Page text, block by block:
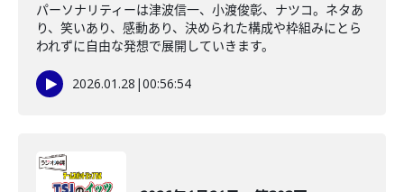
パーソナリティーは津波信一、小渡俊彰、ナツコ。ネタあ
り、笑いあり、感動あり、決められた構成や枠組みにとら
われずに自由な発想で展開していきます。
2026.01.28 |00:56:54